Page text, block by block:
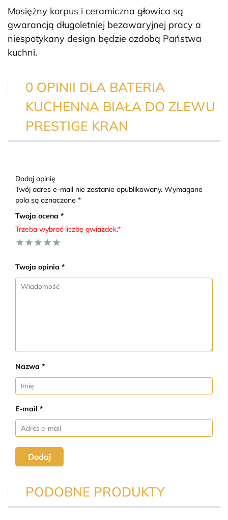
Mosiężny korpus i ceramiczna głowica są
gwarancją długoletniej bezawaryjnej pracy a
niespotykany design będzie ozdobą Państwa
kuchni.
0 OPINII DLA BATERIA
KUCHENNA BIAŁA DO ZLEWU
PRESTIGE KRAN
Dodaj opinię
Twój adres e-mail nie zostanie opublikowany. Wymagane
pola są oznaczone *
Twoja ocena *
Trzeba wybrać liczbę gwiazdek.*
★
★
★
★
★
Twoja opinia *
Nazwa *
E-mail *
Dodaj
PODOBNE PRODUKTY